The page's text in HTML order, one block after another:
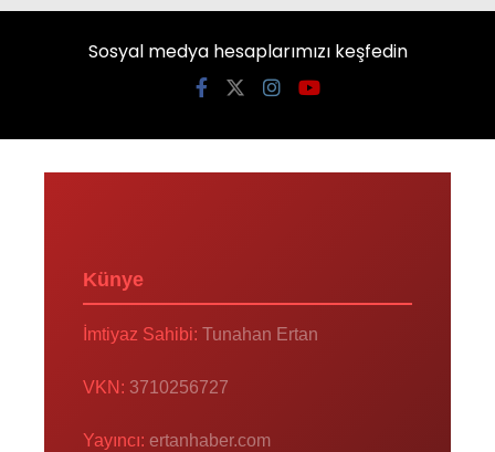
Sosyal medya hesaplarımızı keşfedin
Künye
İmtiyaz Sahibi: Tunahan Ertan
VKN: 3710256727
Yayıncı: ertanhaber.com